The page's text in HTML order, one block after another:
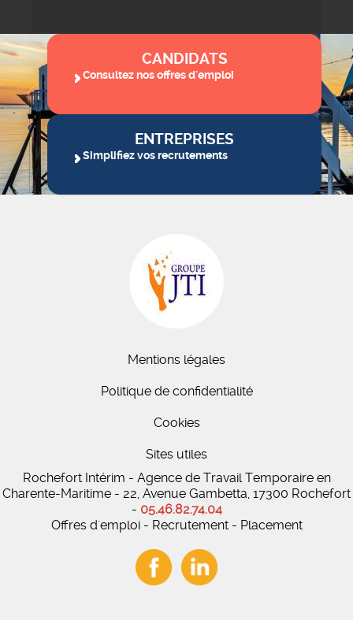
CANDIDATS
Consultez nos offres d'emploi
ENTREPRISES
Simplifiez vos recrutements
Mentions légales
Politique de confidentialité
Cookies
Sites utiles
Rochefort Intérim - Agence de Travail Temporaire en
Charente-Maritime - 22, Avenue Gambetta, 17300 Rochefort
- 05.46.82.74.04
Offres d'emploi - Recrutement - Placement